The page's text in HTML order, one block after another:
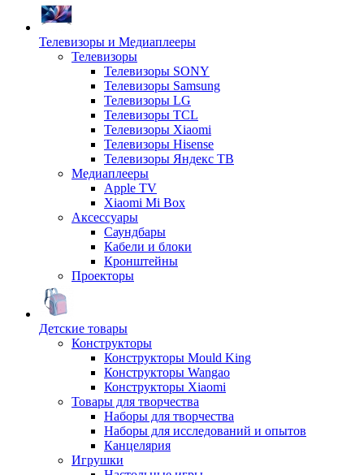
Телевизоры и Медиаплееры
Телевизоры
Телевизоры SONY
Телевизоры Samsung
Телевизоры LG
Телевизоры TCL
Телевизоры Xiaomi
Телевизоры Hisense
Телевизоры Яндекс ТВ
Медиаплееры
Apple TV
Xiaomi Mi Box
Аксессуары
Саундбары
Кабели и блоки
Кронштейны
Проекторы
Детские товары
Конструкторы
Конструкторы Mould King
Конструкторы Wangao
Конструкторы Xiaomi
Товары для творчества
Наборы для творчества
Наборы для исследований и опытов
Канцелярия
Игрушки